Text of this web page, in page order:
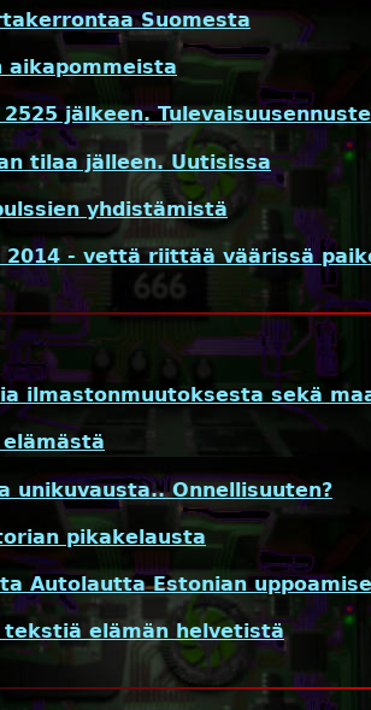
Suomesta
aikapommeista
2525 jälkeen.
tilaa jälleen. Uutisissa
yhdistämistä
2014 - vettä riittää väärissä
ilmastonmuutoksesta sekä
elämästä
unikuvausta.. Onnellisuuten?
pikakelausta
Autolautta Estonian
tekstiä elämän helvetistä